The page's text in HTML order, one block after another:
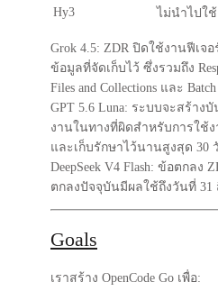
Hy3
ไม่นำไปใช้
Grok 4.5: ZDR ปิดใช้งานฟีเจ
ข้อมูลที่จัดเก็บไว้ ซึ่งรวมถึง
Files and Collections และ
GPT 5.6 Luna: ระบบจะสร้าง
งานในทางที่ผิดสำหรับการใช้
และเก็บรักษาไว้นานสูงสุด 30
DeepSeek V4 Flash: ข้อตกลง
ตกลงปัจจุบันมีผลใช้ถึงวันที่ 31
Goals
เราสร้าง OpenCode Go เพื่อ: